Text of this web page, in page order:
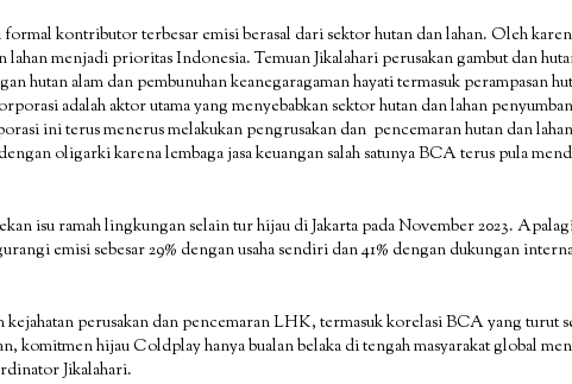
formal kontributor terbesar emisi berasal dari sektor hutan dan lahan. Oleh
menjadi prioritas Indonesia. Temuan Jikalahari perusakan gambut dan
hutan alam dan pembunuhan keanegaragaman hayati termasuk perampasan
adalah aktor utama yang menyebabkan sektor hutan dan lahan
ini terus menerus melakukan pengrusakan dan pencemaran hutan dan
oligarki karena lembaga jasa keuangan salah satunya BCA terus pula
isu ramah lingkungan selain tur hijau di Jakarta pada November 2023.
emisi sebesar 29% dengan usaha sendiri dan 41% dengan dukungan
kejahatan perusakan dan pencemaran LHK, termasuk korelasi BCA yang turut
komitmen hijau Coldplay hanya bualan belaka di tengah masyarakat global
Jikalahari.